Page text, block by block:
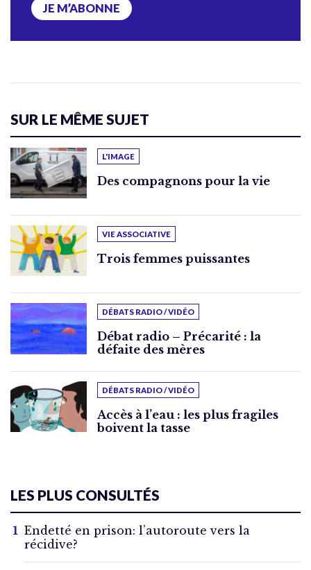
JE M’ABONNE
SUR LE MÊME SUJET
L'IMAGE
Des compagnons pour la vie
VIE ASSOCIATIVE
Trois femmes puissantes
DÉBATS RADIO / VIDÉO
Débat radio – Précarité : la
défaite des mères
DÉBATS RADIO / VIDÉO
Accès à l’eau : les plus fragiles
boivent la tasse
LES PLUS CONSULTÉS
Endetté en prison: l’autoroute vers la
récidive?